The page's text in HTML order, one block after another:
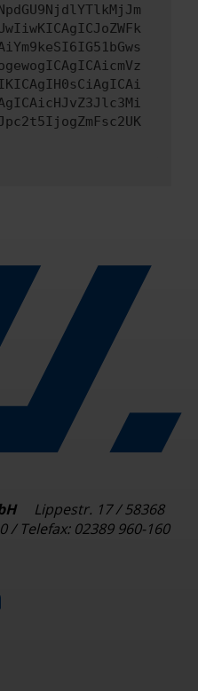
Lippestr. 17 / 58368
/ Telefax: 02389 960-160